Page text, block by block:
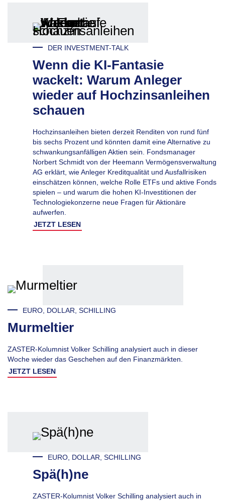
DER INVESTMENT-TALK
Wenn die KI-Fantasie
wackelt: Warum Anleger
wieder auf Hochzinsanleihen
schauen
Hochzinsanleihen bieten derzeit Renditen von rund fünf
bis sechs Prozent und könnten damit eine Alternative zu
schwankungsanfälligen Aktien sein. Fondsmanager
Norbert Schmidt von der Heemann Vermögensverwaltung
AG erklärt, wie Anleger Kreditqualität und Ausfallrisiken
einschätzen können, welche Rolle ETFs und aktive Fonds
spielen – und warum die hohen KI-Investitionen der
Technologiekonzerne neue Fragen für Aktionäre
aufwerfen.
JETZT LESEN
EURO, DOLLAR, SCHILLING
Murmeltier
ZASTER-Kolumnist Volker Schilling analysiert auch in dieser
Woche wieder das Geschehen auf den Finanzmärkten.
JETZT LESEN
EURO, DOLLAR, SCHILLING
Spä(h)ne
ZASTER-Kolumnist Volker Schilling analysiert auch in